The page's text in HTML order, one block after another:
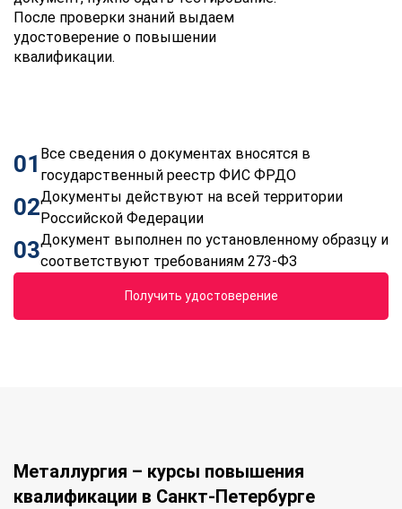
После проверки знаний выдаем
удостоверение о повышении
квалификации.
01 Все сведения о документах вносятся в
государственный реестр ФИС ФРДО
02Документы действуют на всей территории
Российской Федерации
03Документ выполнен по установленному образцу и
соответствуют требованиям 273-ФЗ
Получить удостоверение
Металлургия – курсы повышения
квалификации в Санкт-Петербурге